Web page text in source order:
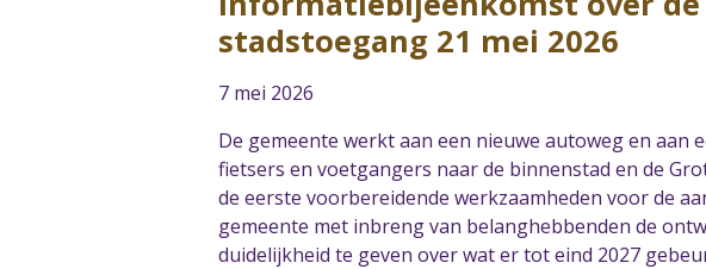
stadstoegang 21 mei 2026
7 mei 2026
De gemeente werkt aan een nieuwe autoweg en aan
fietsers en voetgangers naar de binnenstad en de
de eerste voorbereidende werkzaamheden voor de
gemeente met inbreng van belanghebbenden de
duidelijkheid te geven over wat er tot eind 2027